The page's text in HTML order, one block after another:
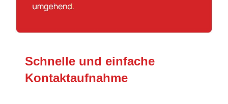
Schnelle und einfache
Kontaktaufnahme